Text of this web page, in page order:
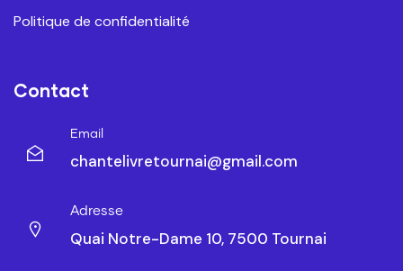
Politique de confidentialité
Contact
Email
chantelivretournai@gmail.com
Adresse
Quai Notre-Dame 10, 7500 Tournai